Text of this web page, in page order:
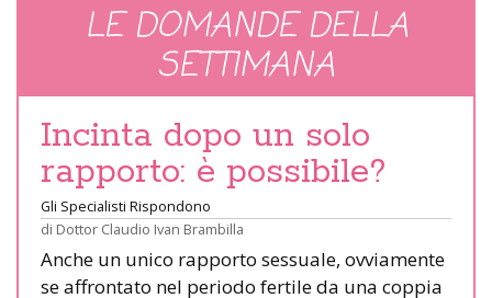
LE DOMANDE DELLA
SETTIMANA
Incinta dopo un solo
rapporto: è possibile?
Gli Specialisti Rispondono
di Dottor Claudio Ivan Brambilla
Anche un unico rapporto sessuale, ovviamente
se affrontato nel periodo fertile da una coppia